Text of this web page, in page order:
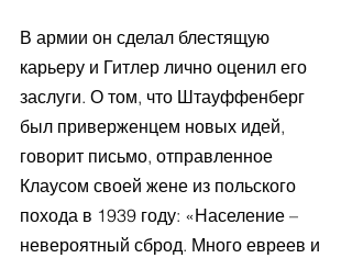
В армии он сделал блестящую
карьеру и Гитлер лично оценил его
заслуги. О том, что Штауффенберг
был приверженцем новых идей,
говорит письмо, отправленное
Клаусом своей жене из польского
похода в 1939 году: «Население –
невероятный сброд. Много евреев и